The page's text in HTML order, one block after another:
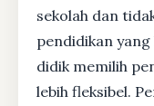
sekolah dan
pendidikan
didik memilih
lebih fleksibel.